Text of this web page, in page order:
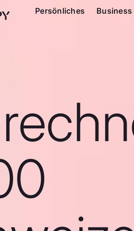
Persönliches Business